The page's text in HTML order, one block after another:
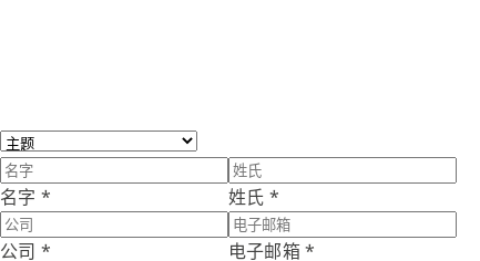
名字 * 姓氏 *
公司 * 电子邮箱*